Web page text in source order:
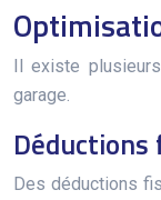
Il existe
garage.
Déductions
Des déductions